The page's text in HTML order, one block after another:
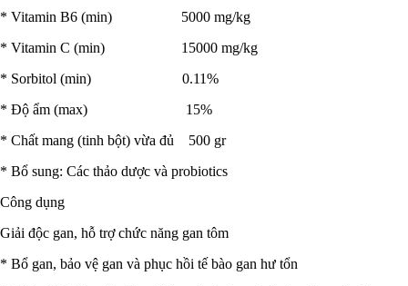
* Vitamin B6 (min) 5000 mg/kg
* Vitamin C (min) 15000 mg/kg
* Sorbitol (min) 0.11%
* Độ ẩm (max) 15%
* Chất mang (tinh bột) vừa đủ 500 gr
* Bổ sung: Các thảo dược và probiotics
Công dụng
Giải độc gan, hỗ trợ chức năng gan tôm
* Bổ gan, bảo vệ gan và phục hồi tế bào gan hư tổn